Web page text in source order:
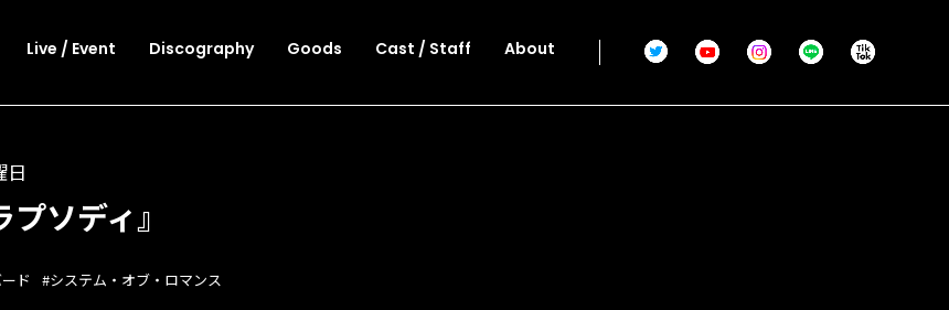
Live / Event Discography Goods Cast / Staff About
日
ソディ』
ド #システム・オブ・ロマンス